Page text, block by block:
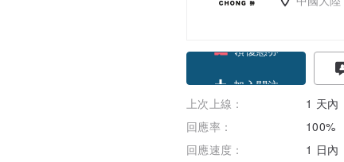
加入關注
上次上線：
1 天內
回應率：
100%
回應速度：
1 日內